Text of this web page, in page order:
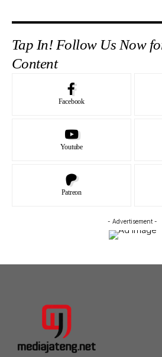
Tap In! Follow Us Now
Content
Facebook
Youtube
Patreon
- Advertisement -